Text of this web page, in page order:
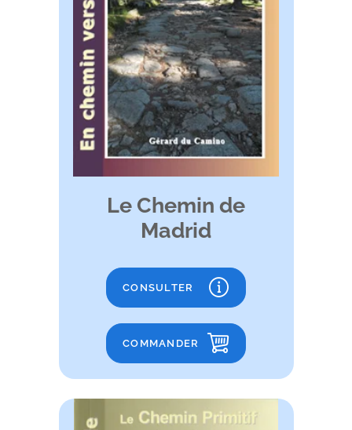
Le Chemin de
Madrid
CONSULTER
COMMANDER